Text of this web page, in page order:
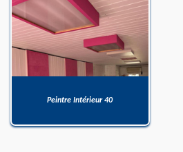
Peintre Intérieur 40